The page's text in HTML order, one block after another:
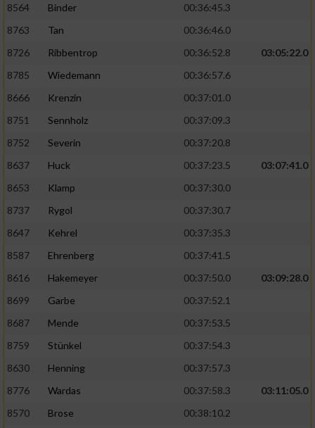
8564
Binder
00:36:45.3
8763
Tan
00:36:46.0
8726
Ribbentrop 00:36:52.8
03:05:22.0
8785
Wiedemann
00:36:57.6
8666
Krenzin
00:37:01.0
8751
Sennholz
00:37:09.3
8752
Severin
00:37:20.8
8637
Huck 00:37:23.5
03:07:41.0
8653
Klamp
00:37:30.0
8737
Rygol
00:37:30.7
8647
Kehrel
00:37:35.3
8587
Ehrenberg
00:37:41.5
8616
Hakemeyer 00:37:50.0
03:09:28.0
8699
Garbe
00:37:52.1
8687
Mende
00:37:53.5
8759
Stünkel
00:37:54.3
8630
Henning
00:37:57.3
8776
Wardas 00:37:58.3
03:11:05.0
8570
Brose
00:38:10.2